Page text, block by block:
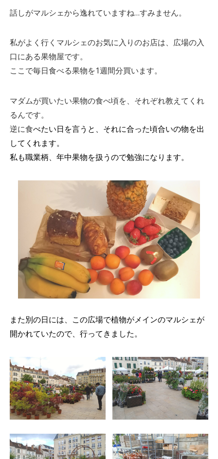
話しがマルシェから逸れていますね…すみません。
私がよく行くマルシェのお気に入りのお店は、広場の入
口にある果物屋です。
ここで毎日食べる果物を1週間分買います。
マダムが買いたい果物の食べ頃を、それぞれ教えてくれ
るんです。
逆に食べたい日を言うと、それに合った頃合いの物を出
してくれます。
私も職業柄、年中果物を扱うので勉強になります。
また別の日には、この広場で植物がメインのマルシェが
開かれていたので、行ってきました。